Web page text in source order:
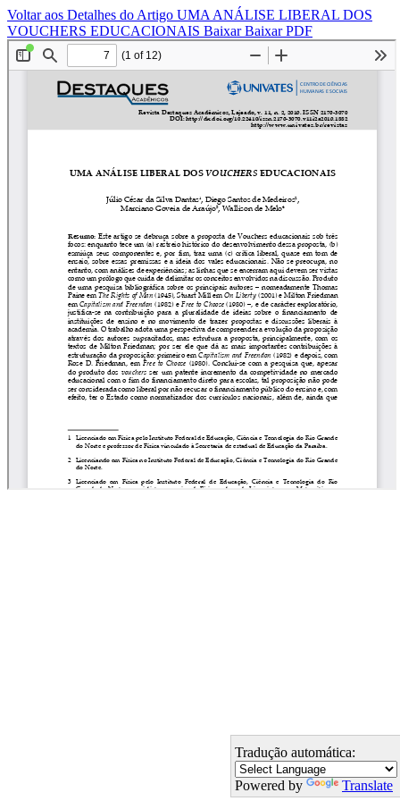
Voltar aos Detalhes do Artigo UMA ANÁLISE LIBERAL DOS
VOUCHERS EDUCACIONAIS BaixarBaixar PDF
Tradução automática:
Powered by Translate